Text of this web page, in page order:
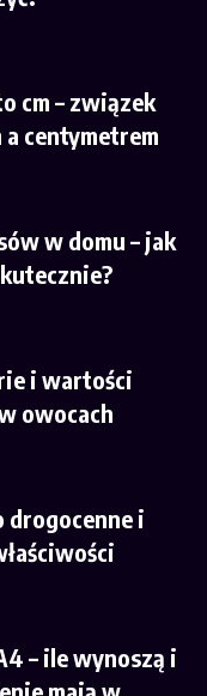
cm – związek
centymetrem
w domu – jak
i wartości
owocach
drogocenne i
– ile wynoszą i